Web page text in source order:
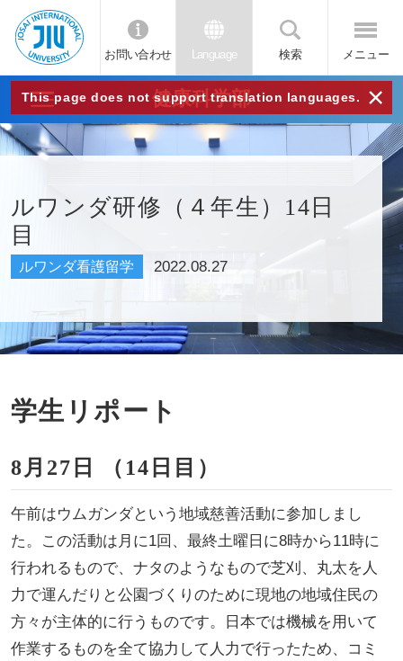
JIU
城西
国際
大学
お問い合わせ Language 検索 メニュー
This page does not support translation languages. ×
健康科学部
ルワンダ研修（４年生）14日
目
ルワンダ看護留学 2022.08.27
学生リポート
8月27日 （14日目）
午前はウムガンダという地域慈善活動に参加しまし
た。この活動は月に1回、最終土曜日に8時から11時に
行われるもので、ナタのようなもので芝刈、丸太を人
力で運んだりと公園づくりのために現地の地域住民の
方々が主体的に行うものです。日本では機械を用いて
作業するものを全て協力して人力で行ったため、コミ